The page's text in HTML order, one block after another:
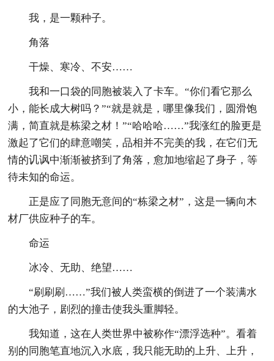
我，是一颗种子。
角落
干燥、寒冷、不安……
我和一口袋的同胞被装入了卡车。“你们看它那么
小，能长成大树吗？”“就是就是，哪里像我们，圆滑饱
满，简直就是栋梁之材！”“哈哈哈……”我涨红的脸更是
激起了它们的肆意嘲笑，品相并不完美的我，在它们无
情的讥讽中渐渐被挤到了角落，愈加地缩起了身子，等
待未知的命运。
正是应了同胞无意间的“栋梁之材”，这是一辆向木
材厂供应种子的车。
命运
冰冷、无助、绝望……
“刷刷刷……”我们被人类蛮横的倒进了一个装满水
的大池子，剧烈的撞击使我头重脚轻。
我知道，这在人类世界中被称作“漂浮选种”。看着
别的同胞笔直地沉入水底，我只能无助的上升、上升，